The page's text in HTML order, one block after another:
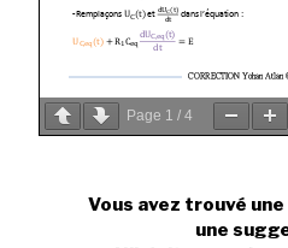
Page 1 / 4
Vous avez trouvé
une